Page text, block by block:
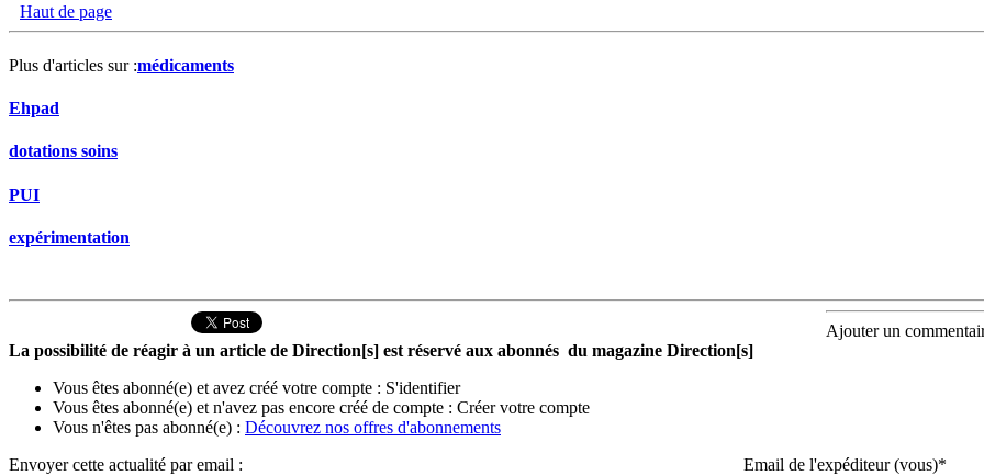
Haut de page
Plus d'articles sur :médicaments
Ehpad
dotations soins
PUI
expérimentation
Ajouter un
La possibilité de réagir à un article de Direction[s] est réservé aux abonnés du magazine Direction[s]
Vous êtes abonné(e) et avez créé votre compte : S'identifier
Vous êtes abonné(e) et n'avez pas encore créé de compte : Créer votre compte
Vous n'êtes pas abonné(e) : Découvrez nos offres d'abonnements
Envoyer cette actualité par email :
Email de l'expéditeur (vous)*